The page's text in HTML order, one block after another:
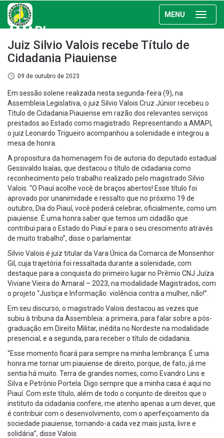
MENU
AMAPI
Juiz Silvio Valois recebe Título de
Cidadania Piauiense
09 de outubro de 2023
Em sessão solene realizada nesta segunda-feira (9), na
Assembleia Legislativa, o juiz Silvio Valois Cruz Júnior recebeu o
Título de Cidadania Piauiense em razão dos relevantes serviços
prestados ao Estado como magistrado. Representando a AMAPI,
o juiz Leonardo Trigueiro acompanhou a solenidade e integrou a
mesa de honra.
A propositura da homenagem foi de autoria do deputado estadual
Gessivaldo Isaías, que destacou o título de cidadania como
reconhecimento pelo trabalho realizado pelo magistrado Silvio
Valois. “O Piauí acolhe você de braços abertos! Esse título foi
aprovado por unanimidade e ressalto que no próximo 19 de
outubro, Dia do Piauí, você poderá celebrar, oficialmente, como um
piauiense. É uma honra saber que temos um cidadão que
contribui para o Estado do Piauí e para o seu crescimento através
de muito trabalho”, disse o parlamentar.
Silvio Valois é juiz titular da Vara Única da Comarca de Monsenhor
Gil, cuja trajetória foi ressaltada durante a solenidade, com
destaque para a conquista do primeiro lugar no Prêmio CNJ Juíza
Viviane Vieira do Amaral – 2023, na modalidade Magistrados, com
o projeto “Justiça e Informação: violência contra a mulher, não!”.
Em seu discurso, o magistrado Valois destacou as vezes que
subiu à tribuna da Assembleia: a primeira, para falar sobre a pós-
graduação em Direito Militar, inédita no Nordeste na modalidade
presencial; e a segunda, para receber o título de cidadania.
“Esse momento ficará para sempre na minha lembrança. É uma
honra me tornar um piauiense de direito, porque, de fato, já me
sentia há muito. Terra de grandes nomes, como Evandro Lins e
Silva e Petrônio Portela. Digo sempre que a minha casa é aqui no
Piauí. Com este título, além de todo o conjunto de direitos que o
instituto da cidadania confere, me atenho apenas a um dever, que
é contribuir com o desenvolvimento, com o aperfeiçoamento da
sociedade piauiense, tornando-a cada vez mais justa, livre e
solidária”, disse Valois.